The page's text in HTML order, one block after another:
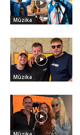
Mūzika
Mūzika